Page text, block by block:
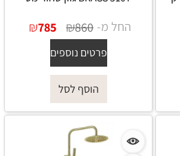
החל מ- ₪860
₪785
פרטים נוספים
הוסף לסל